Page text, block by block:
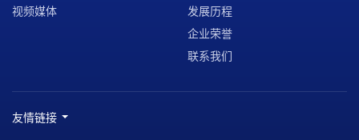
视频媒体
发展历程
企业荣誉
联系我们
友情链接